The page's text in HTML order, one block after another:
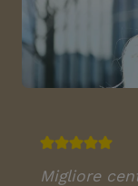
Migliore